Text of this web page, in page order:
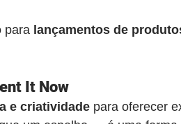
lançamentos de
It Now
e criatividade para oferecer